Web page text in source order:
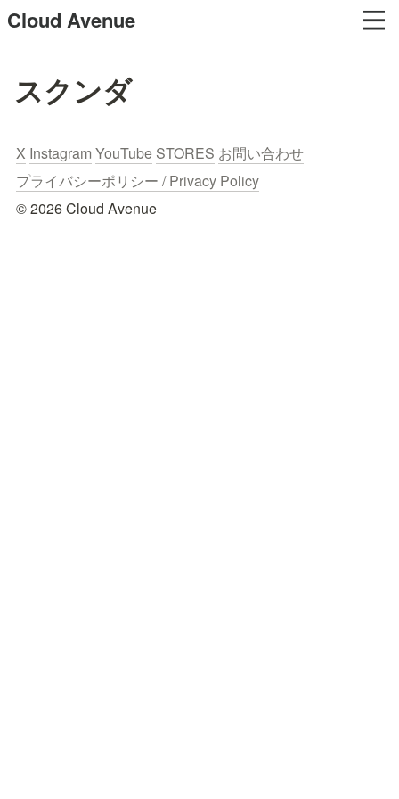
Cloud Avenue
スクンダ
X Instagram YouTube STORES お問い合わせ
プライバシーポリシー / Privacy Policy
© 2026 Cloud Avenue